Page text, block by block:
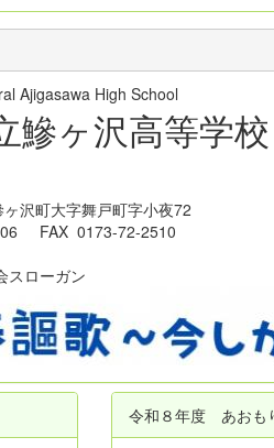
Ajigasawa High School
鰺ヶ沢高等学校
沢町大字舞戸町字小夜72
FAX 0173-72-2510
スローガン
令和８年度 あおも